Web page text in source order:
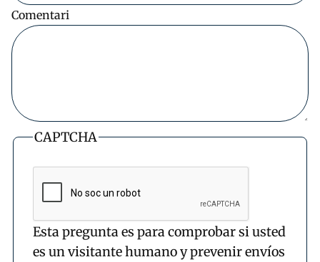
Comentari
CAPTCHA
Esta pregunta es para comprobar si usted
es un visitante humano y prevenir envíos